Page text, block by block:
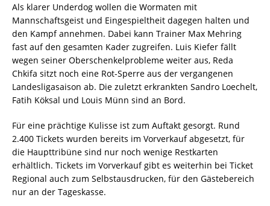
Als klarer Underdog wollen die Wormaten mit
Mannschaftsgeist und Eingespieltheit dagegen halten und
den Kampf annehmen. Dabei kann Trainer Max Mehring
fast auf den gesamten Kader zugreifen. Luis Kiefer fällt
wegen seiner Oberschenkelprobleme weiter aus, Reda
Chkifa sitzt noch eine Rot-Sperre aus der vergangenen
Landesligasaison ab. Die zuletzt erkrankten Sandro Loechelt,
Fatih Köksal und Louis Münn sind an Bord.
Für eine prächtige Kulisse ist zum Auftakt gesorgt. Rund
2.400 Tickets wurden bereits im Vorverkauf abgesetzt, für
die Haupttribüne sind nur noch wenige Restkarten
erhältlich. Tickets im Vorverkauf gibt es weiterhin bei Ticket
Regional auch zum Selbstausdrucken, für den Gästebereich
nur an der Tageskasse.